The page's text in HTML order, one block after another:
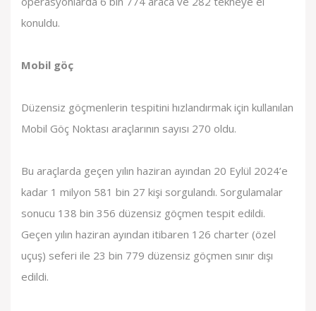
konuldu.
Mobil göç
Düzensiz göçmenlerin tespitini hızlandırmak için kullanılan
Mobil Göç Noktası araçlarının sayısı 270 oldu.
Bu araçlarda geçen yılın haziran ayından 20 Eylül 2024’e
kadar 1 milyon 581 bin 27 kişi sorgulandı. Sorgulamalar
sonucu 138 bin 356 düzensiz göçmen tespit edildi.
Geçen yılın haziran ayından itibaren 126 charter (özel
uçuş) seferi ile 23 bin 779 düzensiz göçmen sınır dışı
edildi.